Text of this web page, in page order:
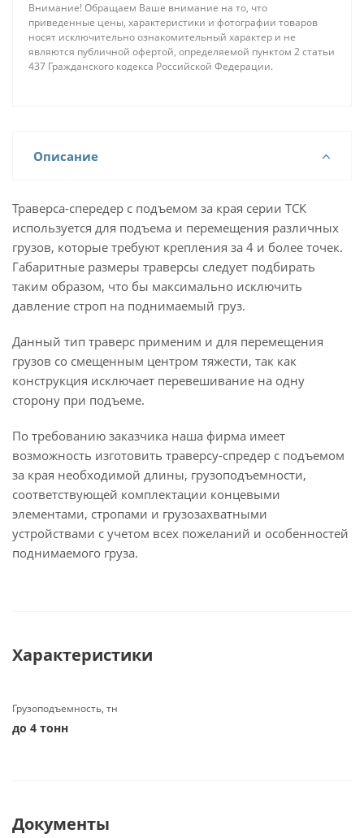
Внимание! Обращаем Ваше внимание на то, что
приведенные цены, характеристики и фотографии товаров
носят исключительно ознакомительный характер и не
являются публичной офертой, определяемой пунктом 2 статьи
437 Гражданского кодекса Российской Федерации.
Описание
Траверса-спередер с подъемом за края серии ТСК
используется для подъема и перемещения различных
грузов, которые требуют крепления за 4 и более точек.
Габаритные размеры траверсы следует подбирать
таким образом, что бы максимально исключить
давление строп на поднимаемый груз.
Данный тип траверс применим и для перемещения
грузов со смещенным центром тяжести, так как
конструкция исключает перевешивание на одну
сторону при подъеме.
По требованию заказчика наша фирма имеет
возможность изготовить траверсу-спредер с подъемом
за края необходимой длины, грузоподъемности,
соответствующей комплектации концевыми
элементами, стропами и грузозахватными
устройствами с учетом всех пожеланий и особенностей
поднимаемого груза.
Характеристики
Грузоподъемность, тн
до 4 тонн
Документы